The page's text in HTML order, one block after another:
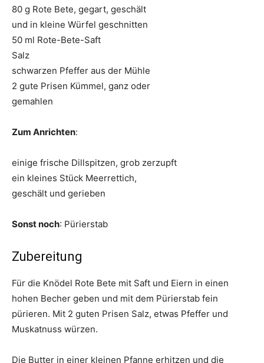
80 g Rote Bete, gegart, geschält
und in kleine Würfel geschnitten
50 ml Rote-Bete-Saft
Salz
schwarzen Pfeffer aus der Mühle
2 gute Prisen Kümmel, ganz oder
gemahlen
Zum Anrichten:
einige frische Dillspitzen, grob zerzupft
ein kleines Stück Meerrettich,
geschält und gerieben
Sonst noch: Pürierstab
Zubereitung
Für die Knödel Rote Bete mit Saft und Eiern in einen
hohen Becher geben und mit dem Pürierstab fein
pürieren. Mit 2 guten Prisen Salz, etwas Pfeffer und
Muskatnuss würzen.
Die Butter in einer kleinen Pfanne erhitzen und die